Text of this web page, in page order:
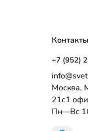
Контакты
+7 (952)
Москва,
21с1
Пн—Вс